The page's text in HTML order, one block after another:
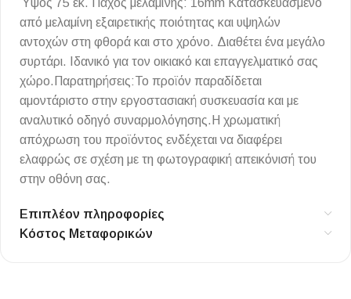
Ύψος 75 εκ. Πάχος μελαμίνης: 16mm Κατασκευασμένο
από μελαμίνη εξαιρετικής ποιότητας και υψηλών
αντοχών στη φθορά και στο χρόνο. Διαθέτει ένα μεγάλο
συρτάρι. Ιδανικό για τον οικιακό και επαγγελματικό σας
χώρο.Παρατηρήσεις:Το προϊόν παραδίδεται
αμοντάριστο στην εργοστασιακή συσκευασία και με
αναλυτικό οδηγό συναρμολόγησης.Η χρωματική
απόχρωση του προϊόντος ενδέχεται να διαφέρει
ελαφρώς σε σχέση με τη φωτογραφική απεικόνισή του
στην οθόνη σας.
Επιπλέον πληροφορίες
Κόστος Μεταφορικών